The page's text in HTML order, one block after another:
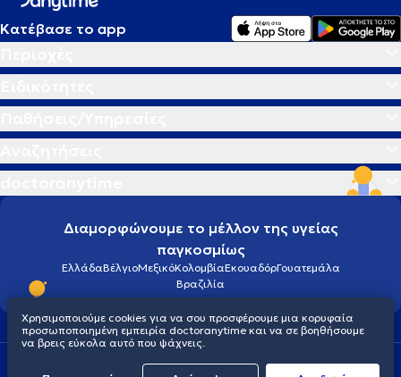
Κατέβασε το app
Διαμορφώνουμε το μέλλον της υγείας
παγκοσμίως
ΕλλάδαΒέλγιοΜεξικόΚολομβίαΕκουαδόρΓουατεμάλα
Βραζιλία
Πολιτική προστασίας προσωπικού απορρήτου
Χρησιμοποιούμε cookies για να σου προσφέρουμε μια κορυφαία
προσωποποιημένη εμπειρία doctoranytime και να σε βοηθήσουμε
να βρεις εύκολα αυτό που ψάχνεις.